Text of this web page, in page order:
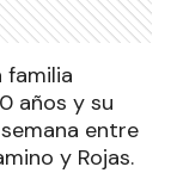
familia
años y su
entre
y Rojas.